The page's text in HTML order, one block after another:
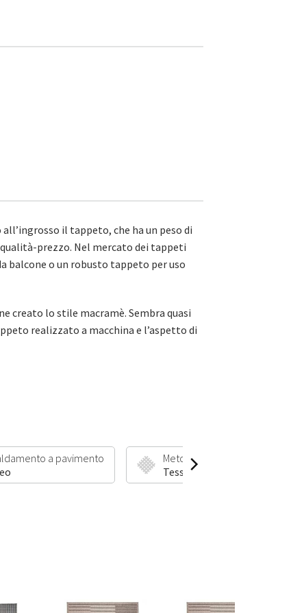
il tappeto, che ha un peso di
prezzo. Nel mercato dei tappeti
balcone o un robusto tappeto per uso
creato lo stile macramè. Sembra quasi
realizzato a macchina e l’aspetto di
a pavimento
Metodo di produzione
Tessuto